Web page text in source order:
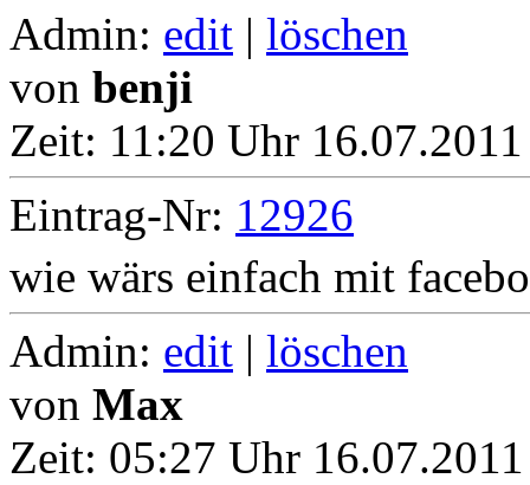
Admin: edit | löschen
von benji
Zeit: 11:20 Uhr
Eintrag-Nr: 12926
wie wärs einfach mit
Admin: edit | löschen
von Max
Zeit: 05:27 Uhr